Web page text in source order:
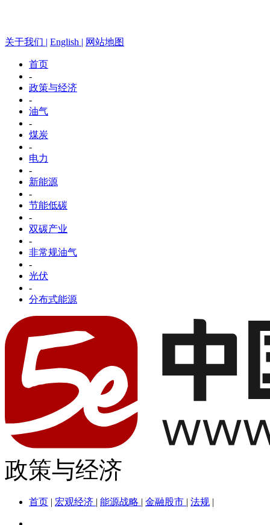
关于我们 | English | 网站地图
首页
-
政策与经济
-
油气
-
煤炭
-
电力
-
新能源
-
节能低碳
-
双碳产业
-
非常规油气
-
光伏
-
分布式能源
政策与经济
首页 | 宏观经济 | 能源战略 | 金融股市 | 法规 |